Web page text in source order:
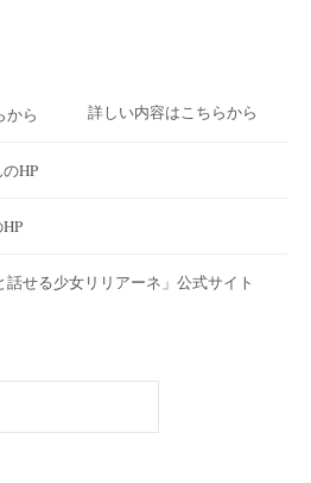
詳しい内容はこちらから
HP
話せる少女リリアーネ」公式サイト